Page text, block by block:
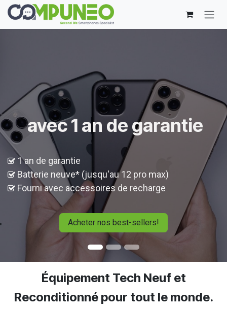
Se rendre au contenu
avec 1 an de garantie
1 an de garantie
Batterie neuve* (jusqu'au 12 pro max)
Fourni avec accessoires de recharge
Acheter nos best-sellers!
Équipement Tech Neuf et
Reconditionné pour tout le monde.